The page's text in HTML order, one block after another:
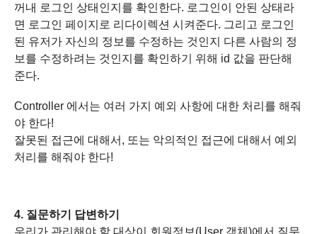
꺼내 로그인 상태인지를 확인한다. 로그인이 안된 상태라
면 로그인 페이지로 리다이렉션 시켜준다. 그리고 로그인
된 유저가 자신의 정보를 수정하는 것인지 다른 사람의 정
보를 수정하려는 것인지를 확인하기 위해 id 값을 판단해
준다.
Controller 에서는 여러 가지 예외 사항에 대한 처리를 해줘
야 한다!
잘못된 접근에 대해서, 또는 악의적인 접근에 대해서 예외
처리를 해줘야 한다!
4. 질문하기 답변하기
우리가 관리해야 할 대상이 회원정보(User 객체)에서 질문